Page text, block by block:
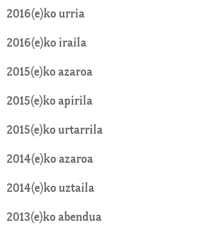
2016(e)ko urria
2016(e)ko iraila
2015(e)ko azaroa
2015(e)ko apirila
2015(e)ko urtarrila
2014(e)ko azaroa
2014(e)ko uztaila
2013(e)ko abendua